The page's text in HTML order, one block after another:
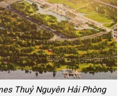
Thuỷ Nguyên Hải Phòng